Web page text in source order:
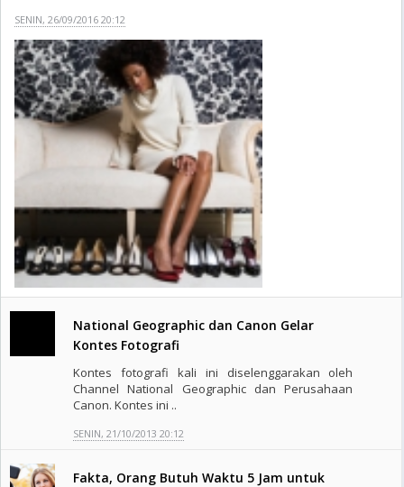
SENIN, 26/09/2016 20:12
National Geographic dan Canon Gelar
Kontes Fotografi
Kontes fotografi kali ini diselenggarakan oleh
Channel National Geographic dan Perusahaan
Canon. Kontes ini ..
SENIN, 21/10/2013 20:12
Fakta, Orang Butuh Waktu 5 Jam untuk